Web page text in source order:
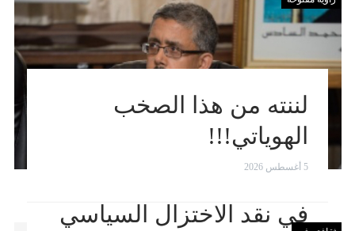
لننته من هذا الصخب
الهوياتي!!!
5 أغسطس 2026
في نقد الاختزال السياسي